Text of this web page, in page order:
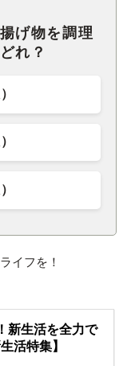
げ物を調理
れ？
ライフを！
新生活を全力で
活特集】